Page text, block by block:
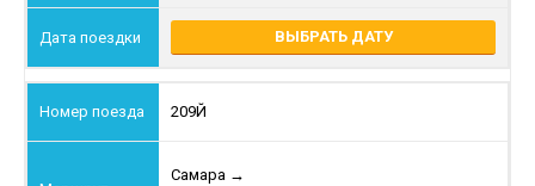
ВЫБРАТЬ ДАТУ
209Й
Самара →